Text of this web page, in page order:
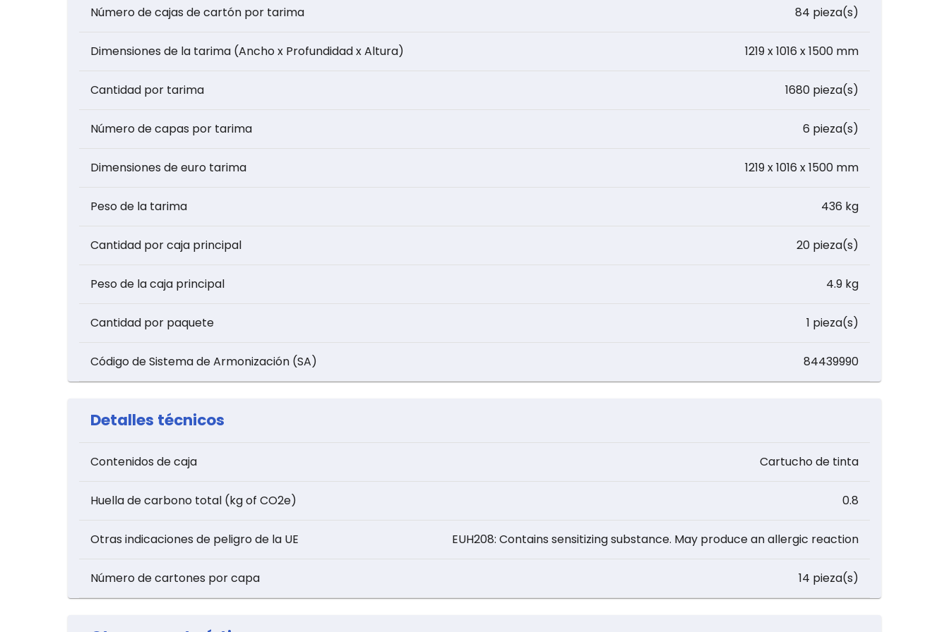
Número de cajas de cartón por tarima 84 pieza(s)
Dimensiones de la tarima (Ancho x Profundidad x Altura) 1219 x 1016 x 1500 mm
Cantidad por tarima 1680 pieza(s)
Número de capas por tarima 6 pieza(s)
Dimensiones de euro tarima 1219 x 1016 x 1500 mm
Peso de la tarima 436 kg
Cantidad por caja principal 20 pieza(s)
Peso de la caja principal 4.9 kg
Cantidad por paquete 1 pieza(s)
Código de Sistema de Armonización (SA) 84439990
Detalles técnicos
Contenidos de caja Cartucho de tinta
Huella de carbono total (kg of CO2e) 0.8
Otras indicaciones de peligro de la UE EUH208: Contains sensitizing substance. May produce an allergic reaction
Número de cartones por capa 14 pieza(s)